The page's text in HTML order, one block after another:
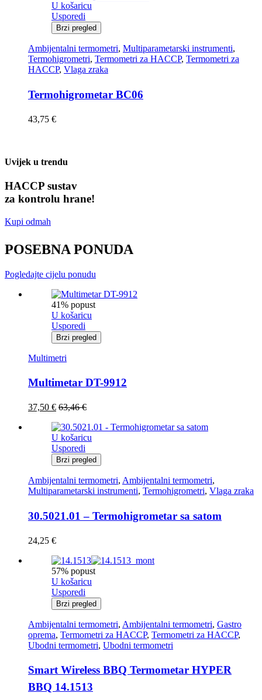
U košaricu
Usporedi
Brzi pregled
Ambijentalni termometri, Multiparametarski instrumenti,
Termohigrometri, Termometri za HACCP, Termometri za
HACCP, Vlaga zraka
Termohigrometar BC06
43,75 €
Uvijek u trendu
HACCP sustav
za kontrolu hrane!
Kupi odmah
POSEBNA PONUDA
Pogledajte cijelu ponudu
41% popust
U košaricu
Usporedi
Brzi pregled
Multimetri
Multimetar DT-9912
37,50 € 63,46€
U košaricu
Usporedi
Brzi pregled
Ambijentalni termometri, Ambijentalni termometri,
Multiparametarski instrumenti, Termohigrometri, Vlaga zraka
30.5021.01 – Termohigrometar sa satom
24,25 €
57% popust
U košaricu
Usporedi
Brzi pregled
Ambijentalni termometri, Ambijentalni termometri, Gastro
oprema, Termometri za HACCP, Termometri za HACCP,
Ubodni termometri, Ubodni termometri
Smart Wireless BBQ Termometar HYPER
BBQ 14.1513